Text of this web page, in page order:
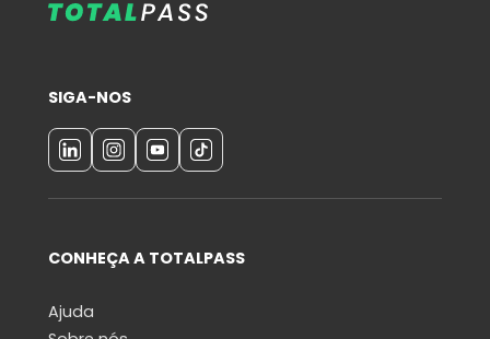
SIGA-NOS
CONHEÇA A TOTALPASS
Ajuda